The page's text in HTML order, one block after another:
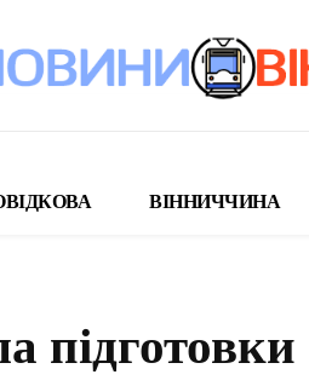
ВІННИЧЧИНА
підготовки